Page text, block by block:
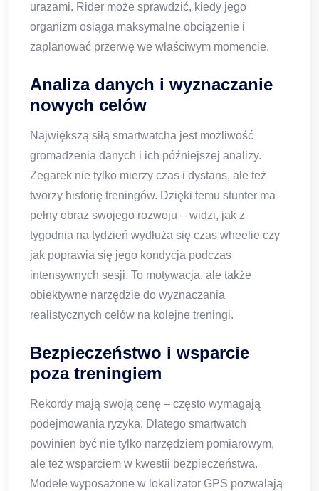
urazami. Rider może sprawdzić, kiedy jego
organizm osiąga maksymalne obciążenie i
zaplanować przerwę we właściwym momencie.
Analiza danych i wyznaczanie
nowych celów
Największą siłą smartwatcha jest możliwość
gromadzenia danych i ich późniejszej analizy.
Zegarek nie tylko mierzy czas i dystans, ale też
tworzy historię treningów. Dzięki temu stunter ma
pełny obraz swojego rozwoju – widzi, jak z
tygodnia na tydzień wydłuża się czas wheelie czy
jak poprawia się jego kondycja podczas
intensywnych sesji. To motywacja, ale także
obiektywne narzędzie do wyznaczania
realistycznych celów na kolejne treningi.
Bezpieczeństwo i wsparcie
poza treningiem
Rekordy mają swoją cenę – często wymagają
podejmowania ryzyka. Dlatego smartwatch
powinien być nie tylko narzędziem pomiarowym,
ale też wsparciem w kwestii bezpieczeństwa.
Modele wyposażone w lokalizator GPS pozwalają